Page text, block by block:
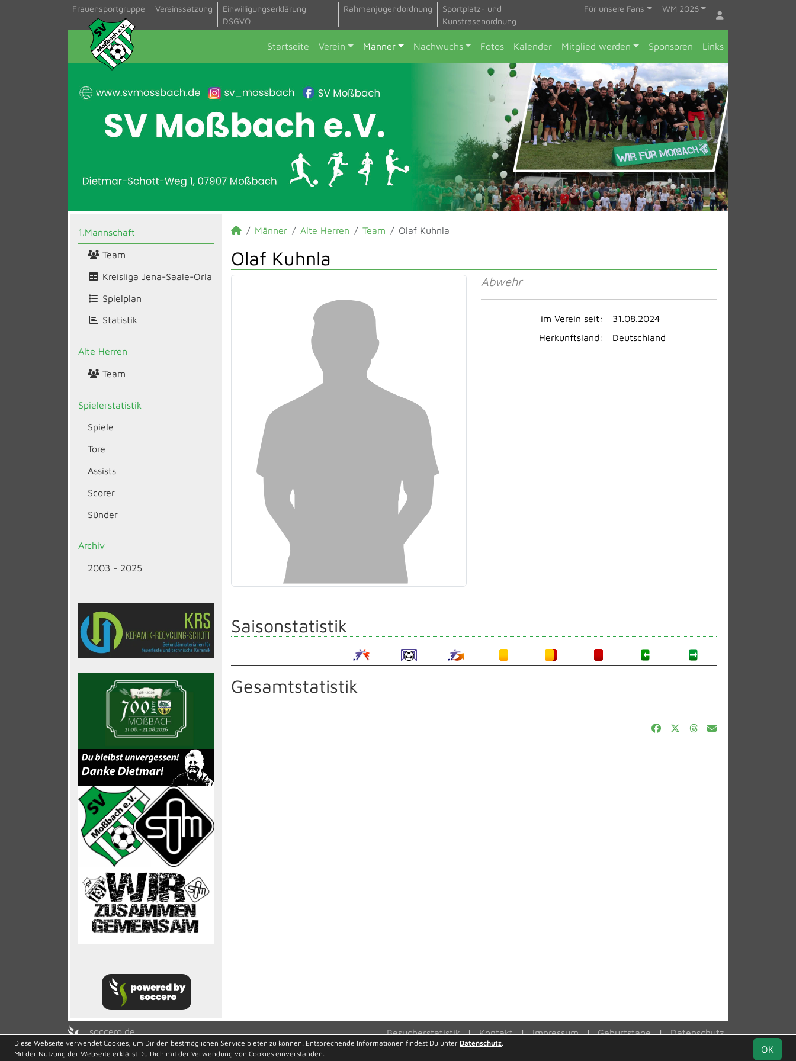
Frauensportgruppe Vereinssatzung
Einwilligungserklärung
DSGVO
Rahmenjugendordnung
Sportplatz- und
Kunstrasenordnung
Für unsere Fans WM 2026
Startseite Verein Männer Nachwuchs Fotos Kalender Mitglied werden Sponsoren Links
1.Mannschaft
Team
Kreisliga Jena-Saale-Orla
Spielplan
Statistik
Alte Herren
Team
Spielerstatistik
Spiele
Tore
Assists
Scorer
Sünder
Archiv
2003 - 2025
Männer Alte Herren Team Olaf Kuhnla
Olaf Kuhnla
Abwehr
im Verein seit:
31.08.2024
Herkunftsland:
Deutschland
Saisonstatistik
Gesamtstatistik
soccero.de
© 2006 - 2026
Besucherstatistik Kontakt Impressum Geburtstage
Datenschutz
OK
Diese Webseite verwendet Cookies, um Dir den bestmöglichen Service bieten zu können. Entsprechende Informationen findest Du unter Datenschutz.
Mit der Nutzung der Webseite erklärst Du Dich mit der Verwendung von Cookies einverstanden.